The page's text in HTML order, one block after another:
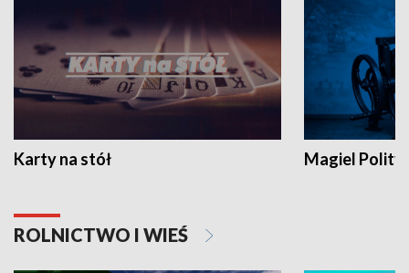
Karty na stół Magiel
ROLNICTWO I WIEŚ